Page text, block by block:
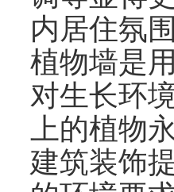
内居住氛
植物墙是
对生长环
上的植物
建筑装饰